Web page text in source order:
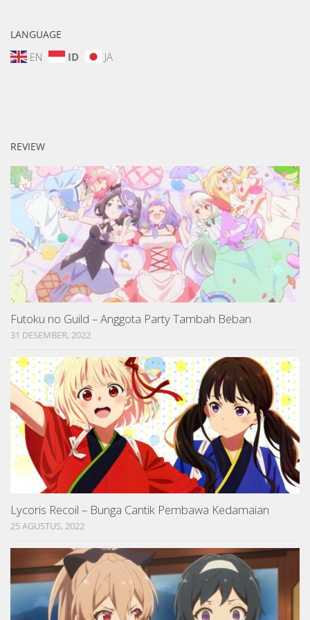
LANGUAGE
EN ID JA
REVIEW
Futoku no Guild – Anggota Party Tambah Beban
31 DESEMBER, 2022
Lycoris Recoil – Bunga Cantik Pembawa Kedamaian
25 AGUSTUS, 2022